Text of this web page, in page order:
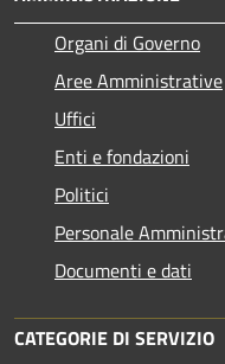
Organi di Governo
Aree Amministrative
Uffici
Enti e fondazioni
Politici
Personale
Documenti e dati
CATEGORIE DI SERVIZIO